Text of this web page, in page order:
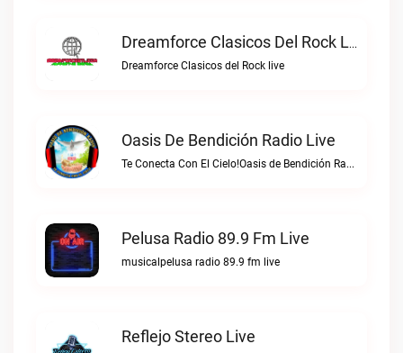
Dreamforce Clasicos Del Rock Live
Dreamforce Clasicos del Rock live
Oasis De Bendición Radio Live
Te Conecta Con El Cielo!Oasis de Bendición Radio live
Pelusa Radio 89.9 Fm Live
musicalpelusa radio 89.9 fm live
Reflejo Stereo Live